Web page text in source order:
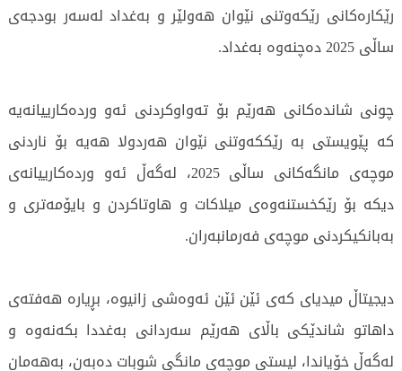
رێکارەکانی رێکەوتنی نێوان هەولێر و بەغداد لەسەر بودجەی
ساڵی 2025 دەچنەوە بەغداد.
چونی شاندەکانی هەرێم بۆ تەواوکردنی ئەو وردەکارییانەیە
کە پێویستی بە رێککەوتنی نێوان هەردولا هەیە بۆ ناردنی
موچەی مانگەکانی ساڵی 2025، لەگەڵ ئەو وردەکارییانەی
دیکە بۆ رێکخستنەوەی میلاکات و هاوتاکردن و بایۆمەتری و
بەبانکیکردنی موچەی فەرمانبەران.
دیجیتاڵ میدیای کەی ئێن ئێن ئەوەشی زانیوە، بڕیارە هەفتەی
داهاتو شاندێکی باڵای هەرێم سەردانی بەغددا بکەنەوە و
لەگەڵ خۆیاندا، لیستی موچەی مانگی شوبات دەبەن، بەهەمان